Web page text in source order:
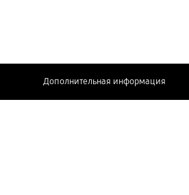
Дополнительная информация